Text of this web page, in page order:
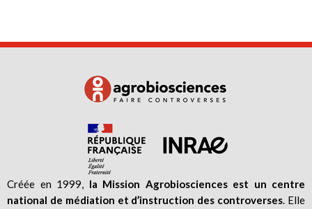
Créée en 1999, la Mission Agrobiosciences est un centre
national de médiation et d’instruction des controverses. Elle